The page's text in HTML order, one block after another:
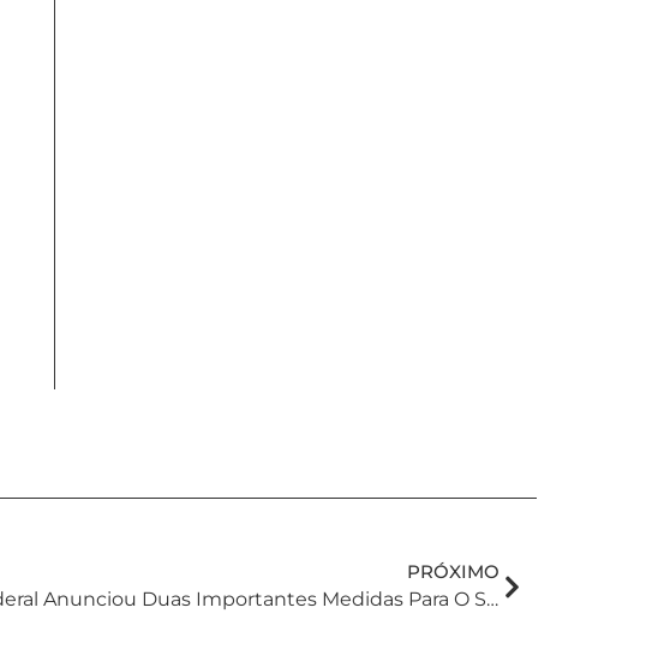
PRÓXIMO
Governo Federal Anunciou Duas Importantes Medidas Para O Setor Agrário. Foco É Para Os Prejudicados Pelos Eventos Climáticos Extremos De Abril E Maio De 2024